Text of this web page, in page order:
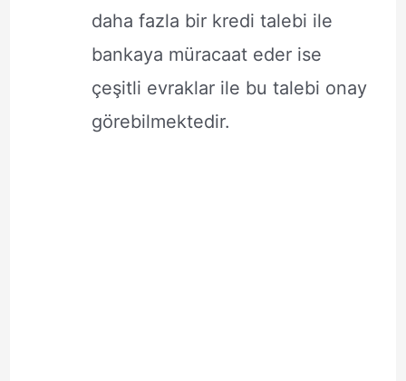
daha fazla bir kredi talebi ile
bankaya müracaat eder ise
çeşitli evraklar ile bu talebi onay
görebilmektedir.